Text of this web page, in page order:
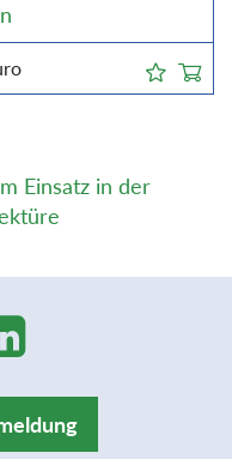
Einsatz in der